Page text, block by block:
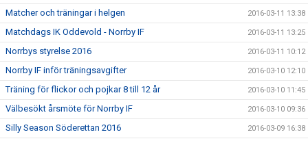
Matcher och träningar i helgen 2016-03-11 13:38
Matchdags IK Oddevold - Norrby IF 2016-03-11 13:25
Norrbys styrelse 2016 2016-03-11 10:12
Norrby IF inför träningsavgifter 2016-03-10 12:10
Träning för flickor och pojkar 8 till 12 år 2016-03-10 11:45
Välbesökt årsmöte för Norrby IF 2016-03-10 09:36
Silly Season Söderettan 2016 2016-03-09 16:38